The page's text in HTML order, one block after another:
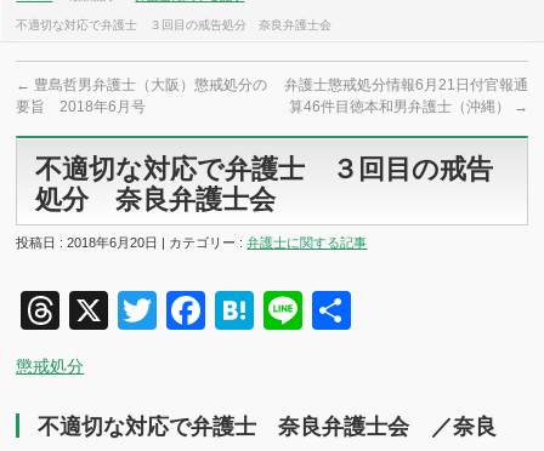
不適切な対応で弁護士 ３回目の戒告処分 奈良弁護士会
← 豊島哲男弁護士（大阪）懲戒処分の
要旨 2018年6月号
弁護士懲戒処分情報6月21日付官報通
算46件目徳本和男弁護士（沖縄）
→
不適切な対応で弁護士 ３回目の戒告
処分 奈良弁護士会
投稿日 : 2018年6月20日 | カテゴリー :弁護士に関する記事
Threads
X TwitterFacebook
Hatena
Line
懲戒処分
不適切な対応で弁護士 奈良弁護士会 ／奈良